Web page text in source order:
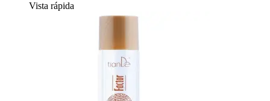
Vista rápida